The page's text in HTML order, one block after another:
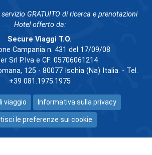
GRATUITO di ricerca e prenotazioni
Hotel offerto da:
Secure Viaggi T.O.
Campania n. 431 del 17/09/08
Srl P.Iva e CF: 05706061214
125 - 80077 Ischia (Na) Italia. - Tel.
+39 081.1975.1975
viaggio Informativa sulla privacy
le preferenze sui cookie